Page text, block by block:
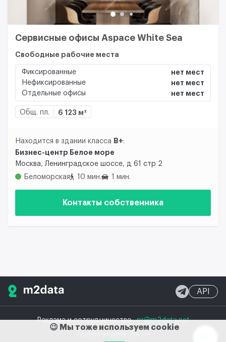
Сервисные офисы Aspace White Sea
Свободные рабочие места
Фиксированные
нет мест
Нефиксированные
нет мест
Отдельные офисы
нет мест
Общ. пл. 6 123 м²
Находится в здании класса B+:
Бизнес-центр Белое море
Москва, Ленинградское шоссе, д 61 стр 2
Беломорская
10 мин. 1 мин.
Контакты собственника
Реклама и сотрудничествоpr@m2data.net
API
😉 Мы тоже используем cookie